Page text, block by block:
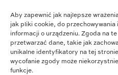
Aby zapewnić jak najlepsze
jak pliki cookie, do
informacji o urządzeniu. Zgoda na
przetwarzać dane, takie jak
unikalne identyfikatory na tej
wycofanie zgody może
funkcje.